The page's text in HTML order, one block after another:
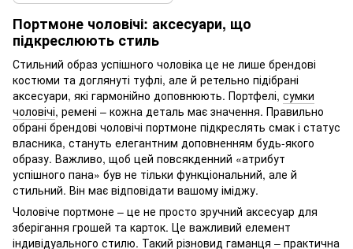
Портмоне чоловічі: аксесуари, що
підкреслюють стиль
Стильний образ успішного чоловіка це не лише брендові
костюми та доглянуті туфлі, але й ретельно підібрані
аксесуари, які гармонійно доповнюють. Портфелі, сумки
чоловічі, ремені – кожна деталь має значення. Правильно
обрані брендові чоловічі портмоне підкреслять смак і статус
власника, стануть елегантним доповненням будь-якого
образу. Важливо, щоб цей повсякденний «атрибут
успішного пана» був не тільки функціональний, але й
стильний. Він має відповідати вашому іміджу.
Чоловіче портмоне – це не просто зручний аксесуар для
зберігання грошей та карток. Це важливий елемент
індивідуального стилю. Такий різновид гаманця – практична